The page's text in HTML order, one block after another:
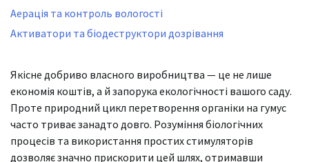
Аерація та контроль вологості
Активатори та біодеструктори дозрівання
Якісне добриво власного виробництва — це не лише
економія коштів, а й запорука екологічності вашого саду.
Проте природний цикл перетворення органіки на гумус
часто триває занадто довго. Розуміння біологічних
процесів та використання простих стимуляторів
дозволяє значно прискорити цей шлях, отримавши